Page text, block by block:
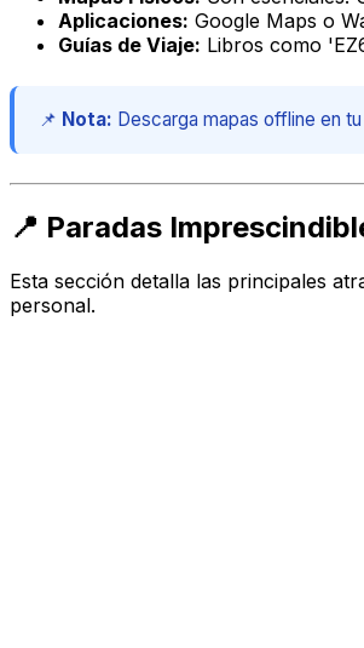
Aplicaciones: Google Maps o
Guías de Viaje: Libros como
📌 Nota: Descarga mapas offline en
📍 Paradas
Esta sección detalla las principales
personal.